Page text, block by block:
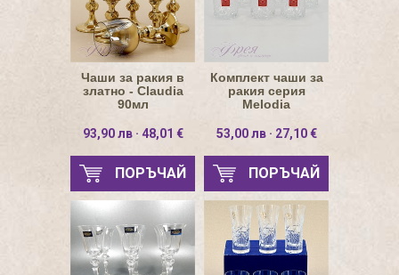
Чаши за ракия в
златно - Claudia
90мл
93,90 лв · 48,01 €
ПОРЪЧАЙ
Комплект чаши за
ракия серия
Melоdia
53,00 лв · 27,10 €
ПОРЪЧАЙ